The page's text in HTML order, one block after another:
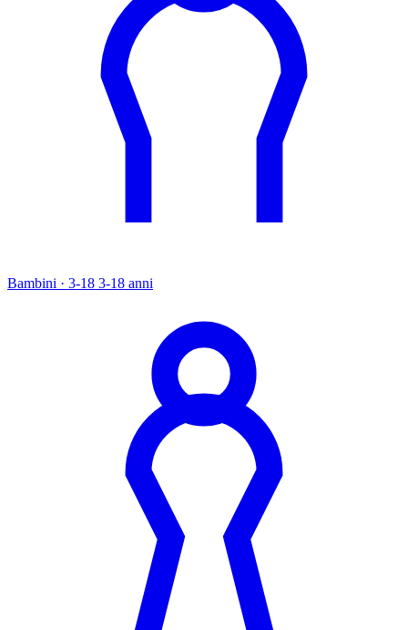
Bambini · 3-18 3-18 anni